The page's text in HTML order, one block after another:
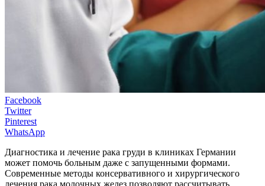
Facebook
Twitter
Pinterest
WhatsApp
Диагностика и лечение рака груди в клиниках Германии
может помочь больным даже с запущенными формами.
Современные методы консервативного и хирургического
лечения рака молочных желез позволяют рассчитывать